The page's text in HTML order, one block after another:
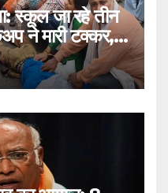
स्कूल जा रहे तीन
ने मारी टक्कर,